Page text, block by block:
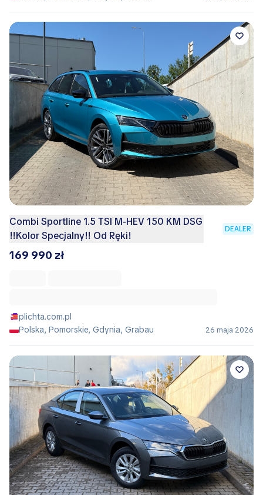
Combi Sportline 1.5 TSI M-HEV 150 KM DSG
!!Kolor Specjalny!! Od Ręki!
DEALER
169 990 zł
plichta.com.pl
Polska, Pomorskie, Gdynia, Grabau
26 maja 2026